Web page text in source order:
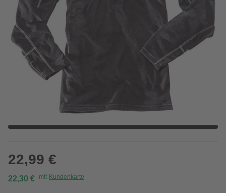
22,99 €
22,30 € mit Kundenkarte